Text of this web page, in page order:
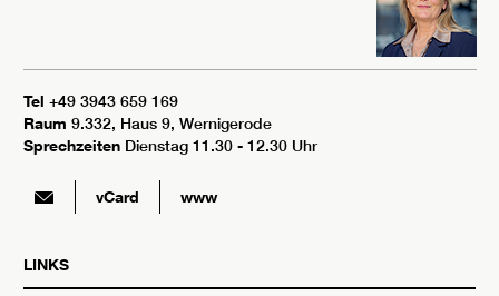
Tel +49 3943 659 169
Raum 9.332, Haus 9, Wernigerode
Sprechzeiten Dienstag 11.30 - 12.30 Uhr
vCard www
LINKS